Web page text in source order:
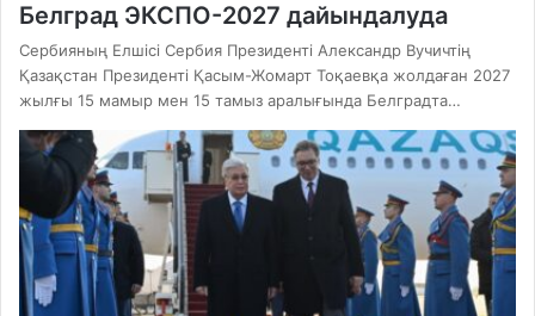
Белград ЭКСПО-2027 дайындалуда
Сербияның Елшісі Сербия Президенті Александр Вучичтің
Қазақстан Президенті Қасым-Жомарт Тоқаевқа жолдаған 2027
жылғы 15 мамыр мен 15 тамыз аралығында Белградта…